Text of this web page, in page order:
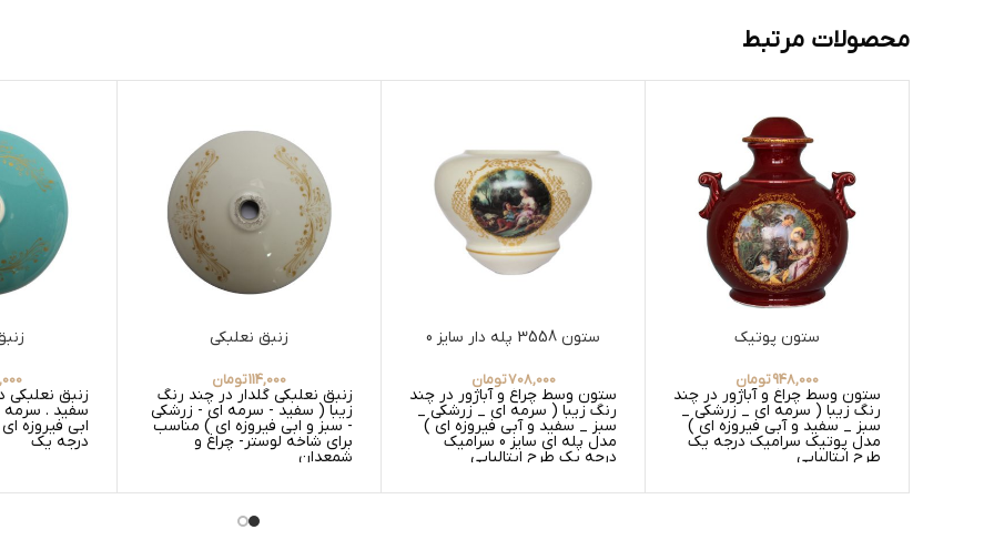
محصولات مرتبط
ستون پوتیک
948,000تومان
ستون وسط چراغ و آباژور در چند
رنگ زیبا ( سرمه ای _ زرشکی _
سبز _ سفید و آبی فیروزه ای )
مدل پوتیک سرامیک درجه یک
طرح ایتالیایی
ستون 3558 پله دار سایز 0
708,000تومان
ستون وسط چراغ و آباژور در چند
رنگ زیبا ( سرمه ای _ زرشکی _
سبز _ سفید و آبی فیروزه ای )
مدل پله ای سایز 0 سرامیک
درجه یک طرح ایتالیایی
زنبق نعلبکی
114,000تومان
زنبق نعلبکی گلدار در چند رنگ
زیبا ( سفید - سرمه ای - زرشکی
- سبز و ابی فیروزه ای ) مناسب
برای شاخه لوستر- چراغ و
شمعدان
زنبق نعلبکی
سفید . سرمه
ابی فیروزه
درجه یک